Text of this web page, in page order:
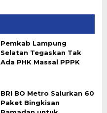
Pemkab Lampung
Selatan Tegaskan Tak
Ada PHK Massal PPPK
BRI BO Metro Salurkan 60
Paket Bingkisan